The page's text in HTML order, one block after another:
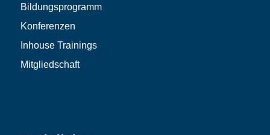
Bildungsprogramm
Konferenzen
Inhouse Trainings
Mitgliedschaft